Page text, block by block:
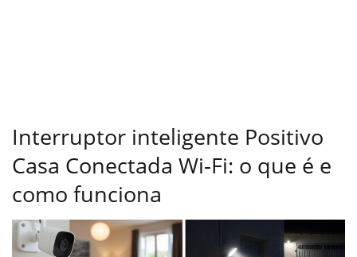
Interruptor inteligente Positivo
Casa Conectada Wi‑Fi: o que é e
como funciona